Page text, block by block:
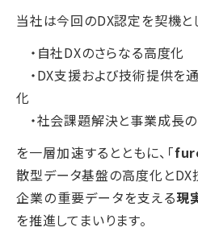
当社は今回のDX認定を契機と
・自社DXのさらなる高度化
・DX支援および技術提供を
化
・社会課題解決と事業成長
を一層加速するとともに、「
散型データ基盤の高度化とDX
企業の重要データを支える現
を推進してまいります。